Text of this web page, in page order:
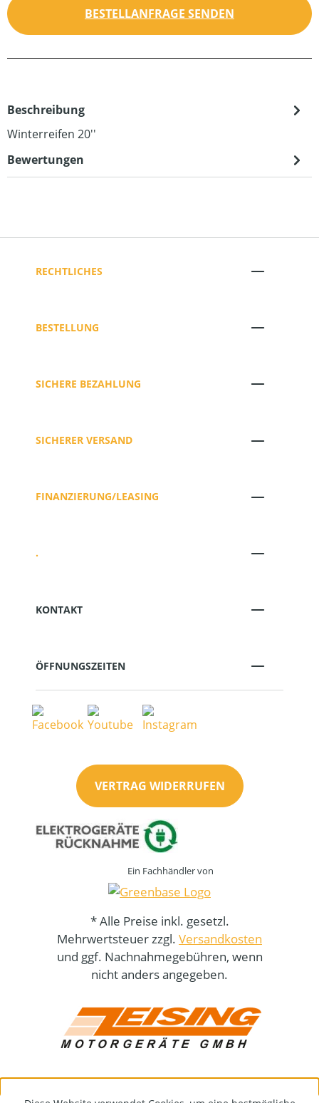
BESTELLANFRAGE SENDEN
Beschreibung
Winterreifen 20''
Bewertungen
RECHTLICHES
BESTELLUNG
SICHERE BEZAHLUNG
SICHERER VERSAND
FINANZIERUNG/LEASING
.
KONTAKT
ÖFFNUNGSZEITEN
VERTRAG WIDERRUFEN
Ein Fachhändler von
* Alle Preise inkl. gesetzl.
Mehrwertsteuer zzgl. Versandkosten
und ggf. Nachnahmegebühren, wenn
nicht anders angegeben.